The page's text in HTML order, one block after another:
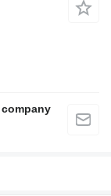
company